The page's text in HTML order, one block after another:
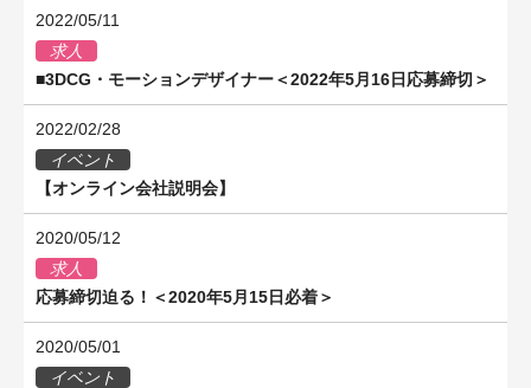
2022/05/11
求人
■3DCG・モーションデザイナー＜2022年5月16日応募締切＞
2022/02/28
イベント
【オンライン会社説明会】
2020/05/12
求人
応募締切迫る！＜2020年5月15日必着＞
2020/05/01
イベント